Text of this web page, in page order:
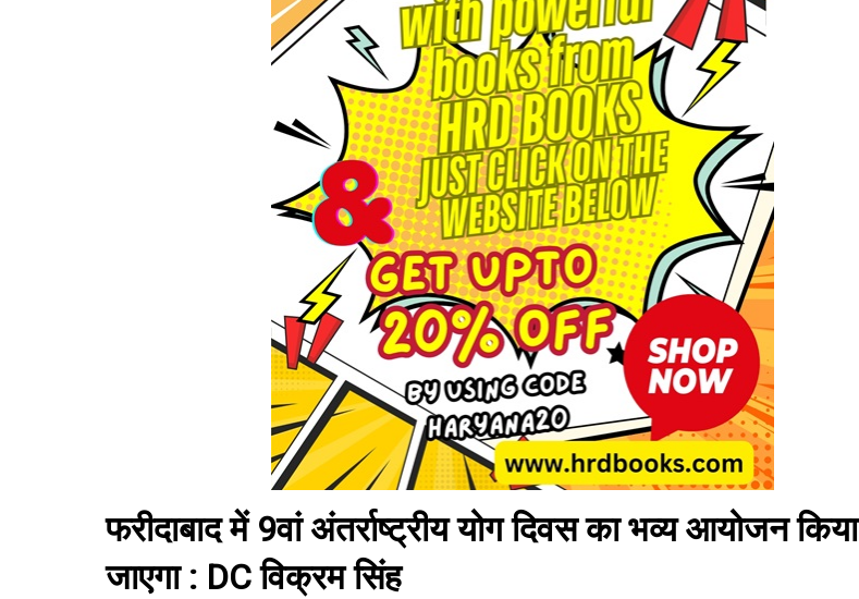
फरीदाबाद में 9वां अंतर्राष्ट्रीय योग दिवस का भव्य आयोजन किया
जाएगा : DC विक्रम सिंह